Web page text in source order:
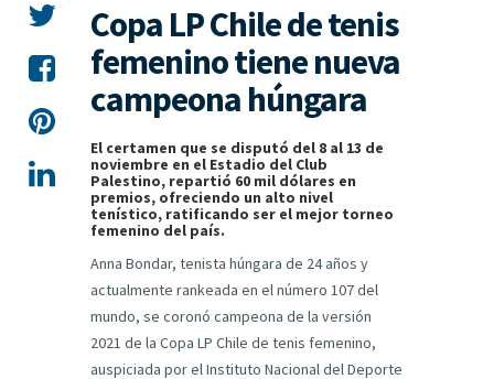
Copa LP Chile de tenis
femenino tiene nueva
campeona húngara
El certamen que se disputó del 8 al 13 de
noviembre en el Estadio del Club
Palestino, repartió 60 mil dólares en
premios, ofreciendo un alto nivel
tenístico, ratificando ser el mejor torneo
femenino del país.
Anna Bondar, tenista húngara de 24 años y
actualmente rankeada en el número 107 del
mundo, se coronó campeona de la versión
2021 de la Copa LP Chile de tenis femenino,
auspiciada por el Instituto Nacional del Deporte